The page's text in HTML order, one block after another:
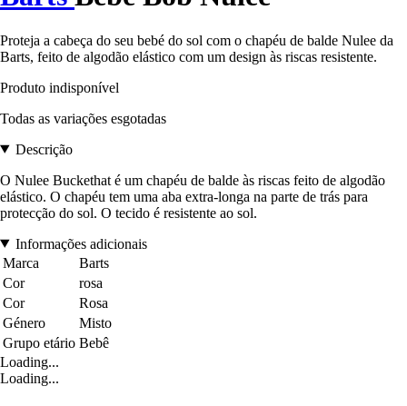
Proteja a cabeça do seu bebé do sol com o chapéu de balde Nulee da
Barts, feito de algodão elástico com um design às riscas resistente.
Produto indisponível
Todas as variações esgotadas
Descrição
O Nulee Buckethat é um chapéu de balde às riscas feito de algodão
elástico. O chapéu tem uma aba extra-longa na parte de trás para
protecção do sol. O tecido é resistente ao sol.
Informações adicionais
Marca
Barts
Cor
rosa
Cor
Rosa
Género
Misto
Grupo etário Bebê
Loading...
Loading...